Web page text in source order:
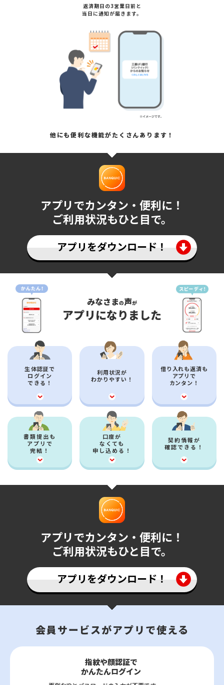
返済期日の3営業日前と
当日に通知が届きます。
他にも便利な機能がたくさんあります！
アプリでカンタン・便利に！
ご利用状況もひと目で。
アプリをダウンロード！
みなさまの声が
アプリになりました
生体認証で
ログイン
できる！
利用状況が
わかりやすい！
借り入れも返済も
アプリで
カンタン！
書類提出も
アプリで
完結！
口座が
なくても
申し込める！
契約情報が
確認できる！
アプリでカンタン・便利に！
ご利用状況もひと目で。
アプリをダウンロード！
会員サービスがアプリで使える
指紋や顔認証で
かんたんログイン